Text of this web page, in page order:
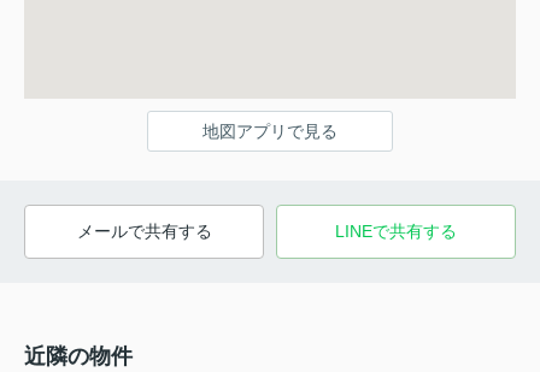
地図アプリで見る
メールで共有する LINEで共有する
近隣の物件